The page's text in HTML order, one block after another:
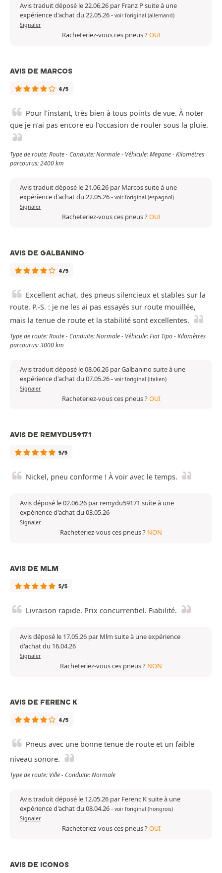
Avis traduit déposé le 22.06.26 par Franz P suite à une
expérience d'achat du 22.05.26- voir l'original (allemand)
Signaler
Racheteriez-vous ces pneus ?OUI
AVIS DE MARCOS
4/5
Pour l’instant, très bien à tous points de vue. À noter
que je n’ai pas encore eu l’occasion de rouler sous la pluie.
Type de route: Route - Conduite: Normale - Véhicule: Megane - Kilomètres
parcourus: 2400 km
Avis traduit déposé le 21.06.26 par Marcos suite à une
expérience d'achat du 22.05.26- voir l'original (espagnol)
Signaler
Racheteriez-vous ces pneus ?OUI
AVIS DE GALBANINO
4/5
Excellent achat, des pneus silencieux et stables sur la
route. P.-S. : je ne les ai pas essayés sur route mouillée,
mais la tenue de route et la stabilité sont excellentes.
Type de route: Route - Conduite: Normale - Véhicule: Fiat Tipo - Kilomètres
parcourus: 3000 km
Avis traduit déposé le 08.06.26 par Galbanino suite à une
expérience d'achat du 07.05.26- voir l'original (italien)
Signaler
Racheteriez-vous ces pneus ?OUI
AVIS DE REMYDU59171
5/5
Nickel, pneu conforme ! À voir avec le temps.
Avis déposé le 02.06.26 par remydu59171 suite à une
expérience d'achat du 03.05.26
Signaler
Racheteriez-vous ces pneus ? NON
AVIS DE MLM
5/5
Livraison rapide. Prix concurrentiel. Fiabilité.
Avis déposé le 17.05.26 par Mlm suite à une expérience
d'achat du 16.04.26
Signaler
Racheteriez-vous ces pneus ? NON
AVIS DE FERENC K
4/5
Pneus avec une bonne tenue de route et un faible
niveau sonore.
Type de route: Ville - Conduite: Normale
Avis traduit déposé le 12.05.26 par Ferenc K suite à une
expérience d'achat du 08.04.26- voir l'original (hongrois)
Signaler
Racheteriez-vous ces pneus ?OUI
AVIS DE ICONOS